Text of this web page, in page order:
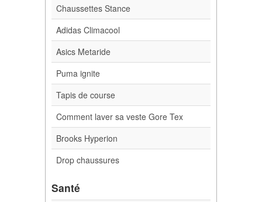
Chaussettes Stance
Adidas Climacool
Asics Metaride
Puma ignite
Tapis de course
Comment laver sa veste Gore Tex
Brooks Hyperion
Drop chaussures
Santé